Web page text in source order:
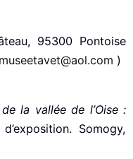
95300 Pontoise
museetavet@aol.com )
la vallée de l’Oise :
Somogy,